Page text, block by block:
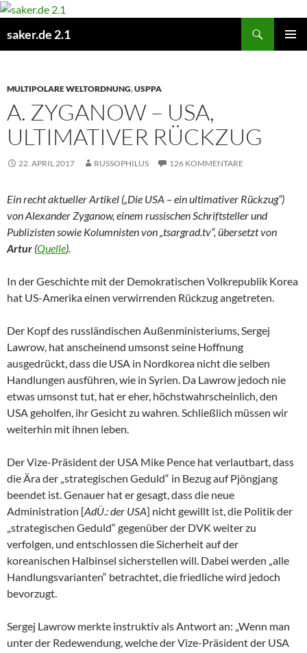
Zum
springen
saker.de 2.1
MULTIPOLARE WELTORDNUNG,USPPA
A. ZYGANOW – USA,
ULTIMATIVER RÜCKZUG
22. APRIL 2017 RUSSOPHILUS 126 KOMMENTARE
Ein recht aktueller Artikel („Die USA – ein ultimativer Rückzug“)
von Alexander Zyganow, einem russischen Schriftsteller und
Publizisten sowie Kolumnisten von „tsargrad.tv“, übersetzt von
Artur (Quelle).
In der Geschichte mit der Demokratischen Volkrepublik Korea
hat US-Amerika einen verwirrenden Rückzug angetreten.
Der Kopf des russländischen Außenministeriums, Sergej
Lawrow, hat anscheinend umsonst seine Hoffnung
ausgedrückt, dass die USA in Nordkorea nicht die selben
Handlungen ausführen, wie in Syrien. Da Lawrow jedoch nie
etwas umsonst tut, hat er eher, höchstwahrscheinlich, den
USA geholfen, ihr Gesicht zu wahren. Schließlich müssen wir
weiterhin mit ihnen leben.
Der Vize-Präsident der USA Mike Pence hat verlautbart, dass
die Ära der „strategischen Geduld“ in Bezug auf Pjöngjang
beendet ist. Genauer hat er gesagt, dass die neue
Administration [AdÜ.: der USA] nicht gewillt ist, die Politik der
„strategischen Geduld“ gegenüber der DVK weiter zu
verfolgen, und entschlossen die Sicherheit auf der
koreanischen Halbinsel sicherstellen will. Dabei werden „alle
Handlungsvarianten“ betrachtet, die friedliche wird jedoch
bevorzugt.
Sergej Lawrow merkte instruktiv als Antwort an: „Wenn man
unter der Redewendung, welche der Vize-Präsident der USA